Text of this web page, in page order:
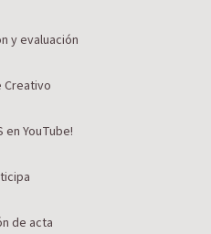
y evaluación
Creativo
en YouTube!
de acta